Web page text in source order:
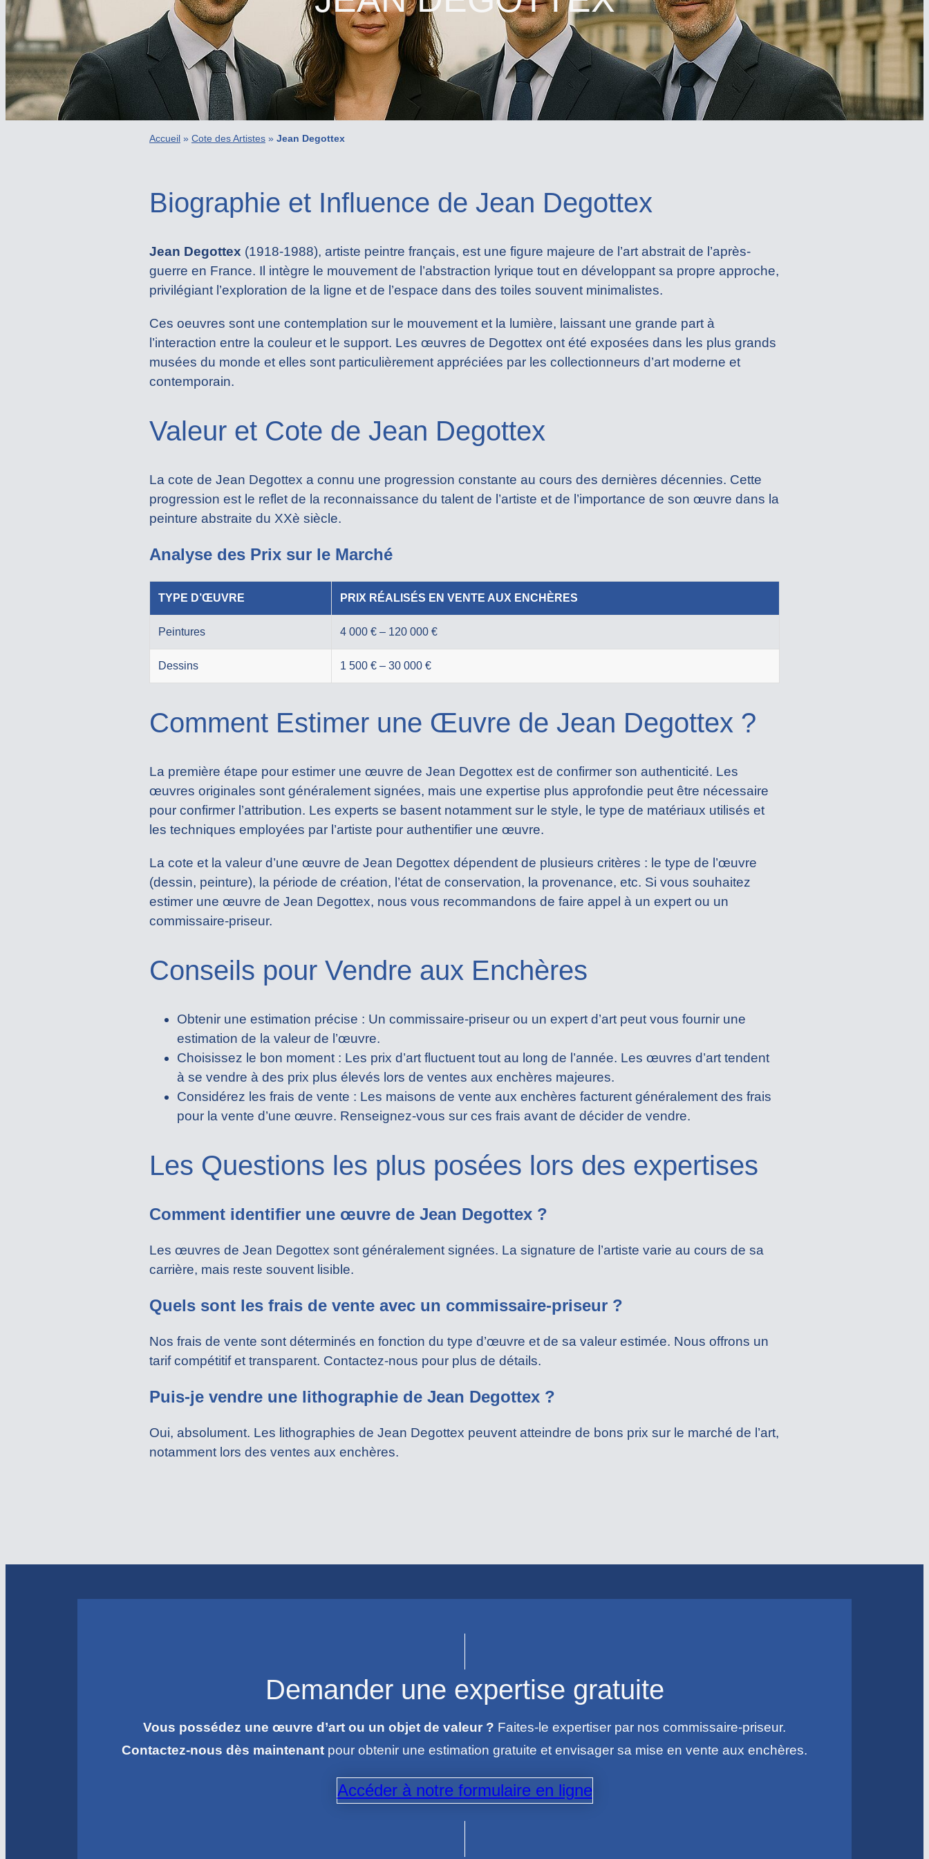
Accueil » Cote des Artistes » Jean Degottex
Biographie et Influence de Jean Degottex
Jean Degottex (1918-1988), artiste peintre français, est une figure majeure de l’art abstrait de l’après-
guerre en France. Il intègre le mouvement de l’abstraction lyrique tout en développant sa propre approche,
privilégiant l’exploration de la ligne et de l’espace dans des toiles souvent minimalistes.
Ces oeuvres sont une contemplation sur le mouvement et la lumière, laissant une grande part à
l’interaction entre la couleur et le support. Les œuvres de Degottex ont été exposées dans les plus grands
musées du monde et elles sont particulièrement appréciées par les collectionneurs d’art moderne et
contemporain.
Valeur et Cote de Jean Degottex
La cote de Jean Degottex a connu une progression constante au cours des dernières décennies. Cette
progression est le reflet de la reconnaissance du talent de l’artiste et de l’importance de son œuvre dans la
peinture abstraite du XXè siècle.
Analyse des Prix sur le Marché
TYPE D’ŒUVRE PRIX RÉALISÉS EN VENTE AUX ENCHÈRES
Peintures 4 000 € – 120 000 €
Dessins 1 500 € – 30 000 €
Comment Estimer une Œuvre de Jean Degottex ?
La première étape pour estimer une œuvre de Jean Degottex est de confirmer son authenticité. Les
œuvres originales sont généralement signées, mais une expertise plus approfondie peut être nécessaire
pour confirmer l’attribution. Les experts se basent notamment sur le style, le type de matériaux utilisés et
les techniques employées par l’artiste pour authentifier une œuvre.
La cote et la valeur d’une œuvre de Jean Degottex dépendent de plusieurs critères : le type de l’œuvre
(dessin, peinture), la période de création, l’état de conservation, la provenance, etc. Si vous souhaitez
estimer une œuvre de Jean Degottex, nous vous recommandons de faire appel à un expert ou un
commissaire-priseur.
Conseils pour Vendre aux Enchères
Obtenir une estimation précise : Un commissaire-priseur ou un expert d’art peut vous fournir une
estimation de la valeur de l’œuvre.
Choisissez le bon moment : Les prix d’art fluctuent tout au long de l’année. Les œuvres d’art tendent
à se vendre à des prix plus élevés lors de ventes aux enchères majeures.
Considérez les frais de vente : Les maisons de vente aux enchères facturent généralement des frais
pour la vente d’une œuvre. Renseignez-vous sur ces frais avant de décider de vendre.
Les Questions les plus posées lors des expertises
Comment identifier une œuvre de Jean Degottex ?
Les œuvres de Jean Degottex sont généralement signées. La signature de l’artiste varie au cours de sa
carrière, mais reste souvent lisible.
Quels sont les frais de vente avec un commissaire-priseur ?
Nos frais de vente sont déterminés en fonction du type d’œuvre et de sa valeur estimée. Nous offrons un
tarif compétitif et transparent. Contactez-nous pour plus de détails.
Puis-je vendre une lithographie de Jean Degottex ?
Oui, absolument. Les lithographies de Jean Degottex peuvent atteindre de bons prix sur le marché de l’art,
notamment lors des ventes aux enchères.
Demander une expertise gratuite
Vous possédez une œuvre d’art ou un objet de valeur ? Faites-le expertiser par nos commissaire-priseur.
Contactez-nous dès maintenant pour obtenir une estimation gratuite et envisager sa mise en vente aux enchères.
Accéder à notre formulaire en ligne